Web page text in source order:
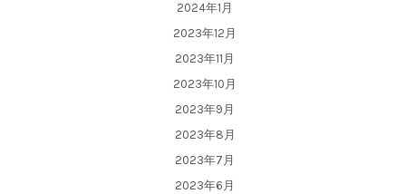
2024年1月
2023年12月
2023年11月
2023年10月
2023年9月
2023年8月
2023年7月
2023年6月